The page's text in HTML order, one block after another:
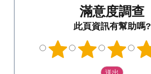
滿意度調查
此頁資訊有幫助嗎?